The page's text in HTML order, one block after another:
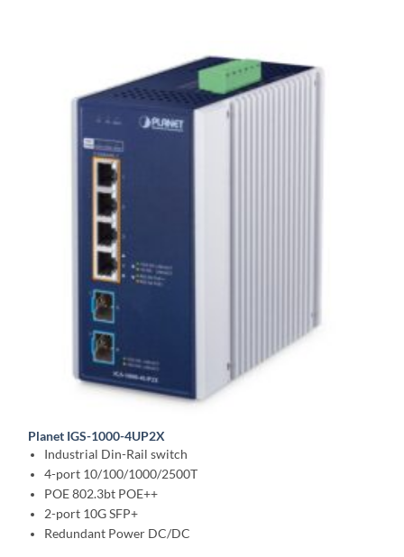
Planet IGS-1000-4UP2X
Industrial Din-Rail switch
4-port 10/100/1000/2500T
POE 802.3bt POE++
2-port 10G SFP+
Redundant Power DC/DC